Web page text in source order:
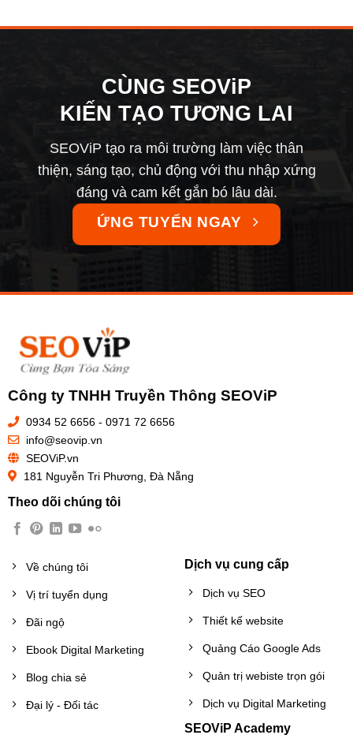
CÙNG SEOViP
KIẾN TẠO TƯƠNG LAI
SEOViP tạo ra môi trường làm việc thân
thiện, sáng tạo, chủ động với thu nhập xứng
đáng và cam kết gắn bó lâu dài.
ỨNG TUYỂN NGAY
Công ty TNHH Truyền Thông SEOViP
0934 52 6656 - 0971 72 6656
info@seovip.vn
SEOViP.vn
181 Nguyễn Tri Phương, Đà Nẵng
Theo dõi chúng tôi
Về chúng tôi
Vị trí tuyển dụng
Đãi ngộ
Ebook Digital Marketing
Blog chia sẻ
Đại lý - Đối tác
Dịch vụ cung cấp
Dịch vụ SEO
Thiết kế website
Quảng Cáo Google Ads
Quản trị webiste trọn gói
Dịch vụ Digital Marketing
SEOViP Academy